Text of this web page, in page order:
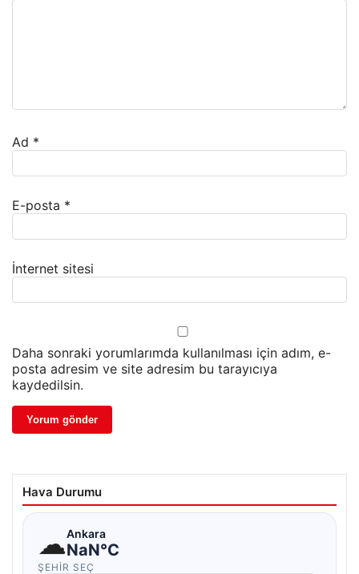
Ad *
E-posta *
İnternet sitesi
Daha sonraki yorumlarımda kullanılması için adım, e-
posta adresim ve site adresim bu tarayıcıya
kaydedilsin.
Hava Durumu
☁Ankara
NaN°C
ŞEHIR SEÇ